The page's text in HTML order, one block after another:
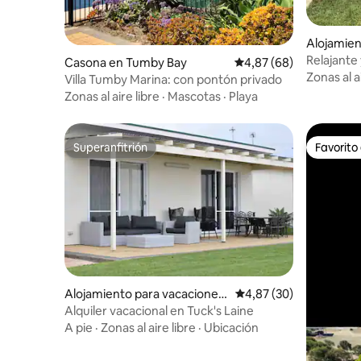
Casona en Tumby Bay Calificación promedio:
4,87 (68)
Villa Tumby Marina: con pontón privado
Zonas al aire libre · Mascotas · Playa
Zonas al
Superanfitrión
Superanfitrión
Alojamiento para vacaciones
en Tumby Bay
Calificación promedio:
4,87 (30)
Alquiler vacacional en Tuck's Laine
A pie · Zonas al aire libre · Ubicación